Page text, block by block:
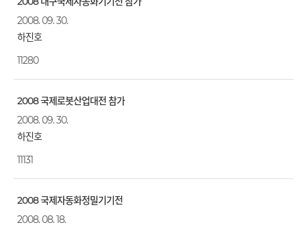
2008. 09. 30.
하진호
11280
2008 국제로봇산업대전 참가
2008. 09. 30.
하진호
11131
2008 국제자동화정밀기기전
2008. 08. 18.